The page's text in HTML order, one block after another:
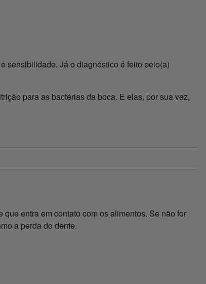
e sensibilidade. Já o diagnóstico é feito pelo(a)
para as bactérias da boca. E elas, por sua vez,
entra em contato com os alimentos. Se não for
a perda do dente.